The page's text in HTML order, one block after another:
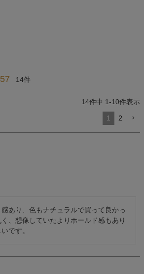
14
14件中 1-10件表示
1 2
あり、色もナチュラルで買って良かっ
、想像していたよりホールド感もあり
です。